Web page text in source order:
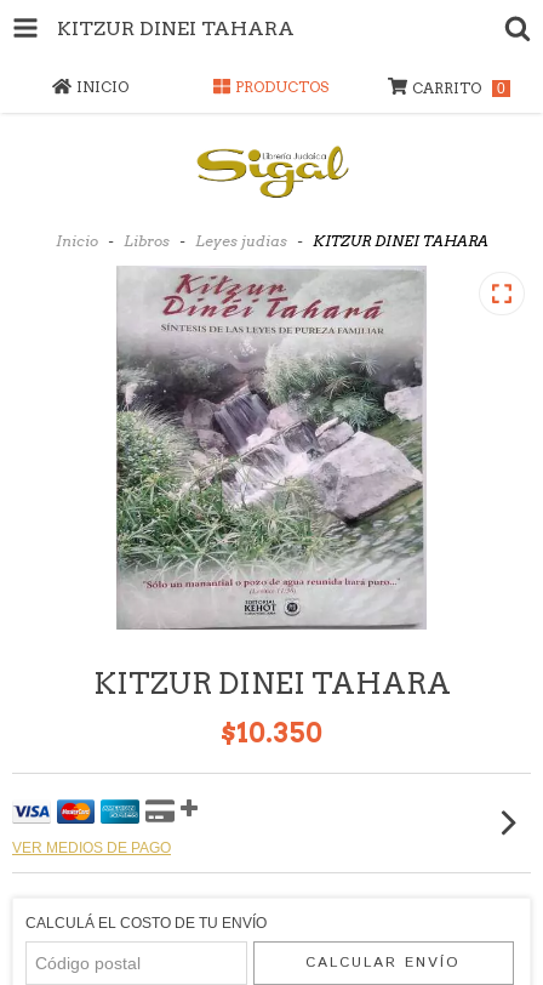
KITZUR DINEI TAHARA
INICIO PRODUCTOS CARRITO 0
Inicio - Libros - Leyes judias - KITZUR DINEI TAHARA
KITZUR DINEI TAHARA
$10.350
VER MEDIOS DE PAGO
CALCULÁ EL COSTO DE TU ENVÍO
CALCULAR ENVÍO